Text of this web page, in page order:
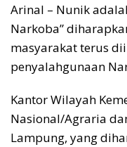
Arinal – Nunik
Narkoba”
masyarakat terus
penyalahgunaan
Kantor Wilayah
Nasional/Agraria
Lampung, yang